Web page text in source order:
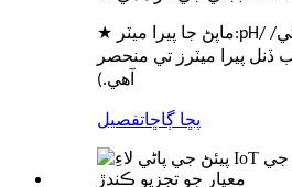
★ ماپڻ جا پيرا ميٽر:pH/ باقي ڪلورين/ گندگي/
ڏنل پيرا ميٽرز تي منحصر
آهي.)
پڇا ڳاڇاتفصيل